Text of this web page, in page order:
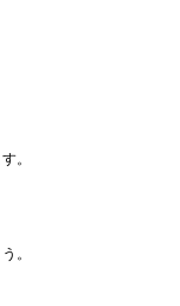
。
。